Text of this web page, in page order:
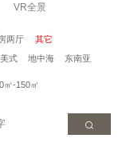
VR全景
两厅
其它
美式 地中海
东南亚
㎡-150㎡